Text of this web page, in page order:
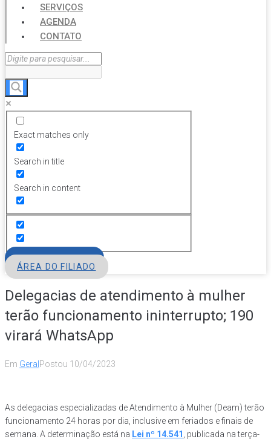
SERVIÇOS
AGENDA
CONTATO
Exact matches only
Search in title
Search in content
ÁREA DO FILIADO
Delegacias de atendimento à mulher
terão funcionamento ininterrupto; 190
virará WhatsApp
Em Geral Postou 10/04/2023
As delegacias especializadas de Atendimento à Mulher (Deam) terão
funcionamento 24 horas por dia, inclusive em feriados e finais de
semana. A determinação está na Lei nº 14.541 , publicada na terça-